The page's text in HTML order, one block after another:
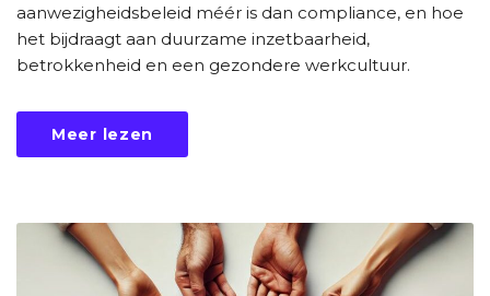
aanwezigheidsbeleid méér is dan compliance, en hoe
het bijdraagt aan duurzame inzetbaarheid,
betrokkenheid en een gezondere werkcultuur.
Meer lezen